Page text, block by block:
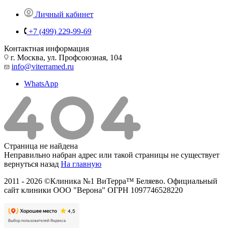
Личный кабинет
+7 (499) 229-99-69
Контактная информация
г. Москва, ул. Профсоюзная, 104
info@viterramed.ru
WhatsApp
Страница не найдена
Неправильно набран адрес или такой страницы не существует
вернуться назад На главную
2011 - 2026 ©Клиника №1 ВиТерра™ Беляево. Официальный
сайт клиники ООО "Верона" ОГРН 1097746528220